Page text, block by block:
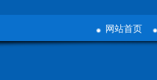
网站首页